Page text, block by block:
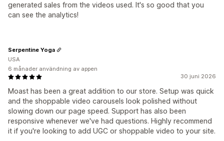
generated sales from the videos used. It's so good that you
can see the analytics!
30 juni 2026
Moast has been a great addition to our store. Setup was quick
and the shoppable video carousels look polished without
slowing down our page speed. Support has also been
responsive whenever we've had questions. Highly recommend
it if you're looking to add UGC or shoppable video to your site.
Serpentine Yoga
USA
6 månader användning av appen